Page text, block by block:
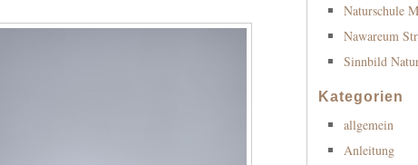
Naturschule
Nawareum
Sinnbild
Kategorien
allgemein
Anleitung